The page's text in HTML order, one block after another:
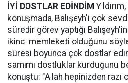
İYİ DOSTLAR EDİNDİM
konuşmada, Balışeyh'i çok
süredir görev yaptığı
ikinci memleketi olduğunu
süresi boyunca çok dostlar
samimi dostluklar kurduğunu
konuştu: "Allah hepinizden razı